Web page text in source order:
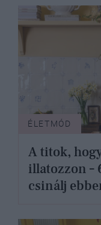
ÉLETMÓD
A titok,
illatozzon –
csinálj